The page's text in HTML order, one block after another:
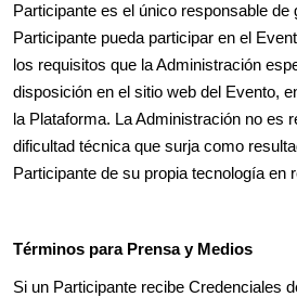
Participante es el único responsable de
Participante pueda participar en el
los requisitos que la Administración
disposición en el sitio web del Evento,
la Plataforma. La Administración no es
dificultad técnica que surja como
Participante de su propia tecnología en
Términos para Prensa y Medios
Si un Participante recibe Credenciales